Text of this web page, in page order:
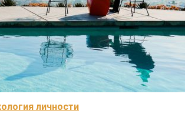
личности